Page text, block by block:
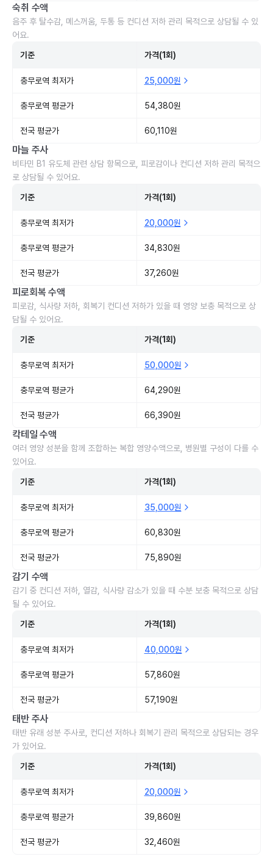
숙취 수액
음주 후 탈수감, 메스꺼움, 두통 등 컨디션 저하 관리 목적으로 상담될 수 있
어요.
기준 가격(1회)
충무로역 최저가 25,000원
충무로역 평균가 54,380원
전국 평균가 60,110원
마늘 주사
비타민 B1 유도체 관련 상담 항목으로, 피로감이나 컨디션 저하 관리 목적으
로 상담될 수 있어요.
기준 가격(1회)
충무로역 최저가 20,000원
충무로역 평균가 34,830원
전국 평균가 37,260원
피로회복 수액
피로감, 식사량 저하, 회복기 컨디션 저하가 있을 때 영양 보충 목적으로 상
담될 수 있어요.
기준 가격(1회)
충무로역 최저가 50,000원
충무로역 평균가 64,290원
전국 평균가 66,390원
칵테일 수액
여러 영양 성분을 함께 조합하는 복합 영양수액으로, 병원별 구성이 다를 수
있어요.
기준 가격(1회)
충무로역 최저가 35,000원
충무로역 평균가 60,830원
전국 평균가 75,890원
감기 수액
감기 중 컨디션 저하, 열감, 식사량 감소가 있을 때 수분 보충 목적으로 상담
될 수 있어요.
기준 가격(1회)
충무로역 최저가 40,000원
충무로역 평균가 57,860원
전국 평균가 57,190원
태반 주사
태반 유래 성분 주사로, 컨디션 저하나 회복기 관리 목적으로 상담되는 경우
가 있어요.
기준 가격(1회)
충무로역 최저가 20,000원
충무로역 평균가 39,860원
전국 평균가 32,460원